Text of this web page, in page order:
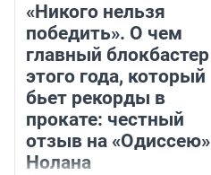
«Никого нельзя
победить». О чем
главный блокбастер
этого года, который
бьет рекорды в
прокате: честный
отзыв на «Одиссею»
Нолана